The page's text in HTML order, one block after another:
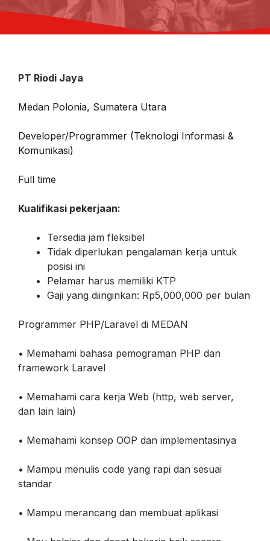
PT Riodi Jaya
Medan Polonia, Sumatera Utara
Developer/Programmer (Teknologi Informasi &
Komunikasi)
Full time
Kualifikasi pekerjaan:
Tersedia jam fleksibel
Tidak diperlukan pengalaman kerja untuk
posisi ini
Pelamar harus memiliki KTP
Gaji yang diinginkan: Rp5,000,000 per bulan
Programmer PHP/Laravel di MEDAN
• Memahami bahasa pemograman PHP dan
framework Laravel
• Memahami cara kerja Web (http, web server,
dan lain lain)
• Memahami konsep OOP dan implementasinya
• Mampu menulis code yang rapi dan sesuai
standar
• Mampu merancang dan membuat aplikasi